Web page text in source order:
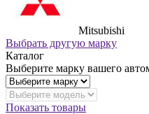
Mitsubishi
Выбрать другую марку
Каталог
Выберите марку вашего
Показать товары